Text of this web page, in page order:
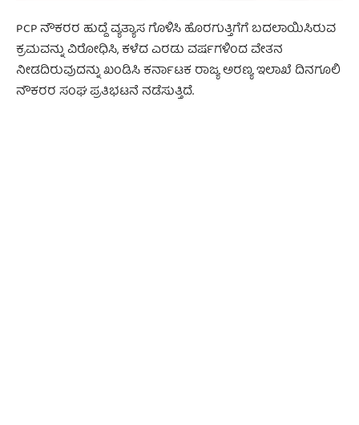
PCP ನೌಕರರ ಹುದ್ದೆ ವ್ಯತ್ಯಾಸ ಗೊಳಿಸಿ ಹೊರಗುತ್ತಿಗೆಗೆ ಬದಲಾಯಿಸಿರುವ
ಕ್ರಮವನ್ನು ವಿರೋಧಿಸಿ, ಕಳೆದ ಎರಡು ವರ್ಷಗಳಿಂದ ವೇತನ
ನೀಡದಿರುವುದನ್ನು ಖಂಡಿಸಿ ಕರ್ನಾಟಕ ರಾಜ್ಯ ಅರಣ್ಯ ಇಲಾಖೆ ದಿನಗೂಲಿ
ನೌಕರರ ಸಂಘ ಪ್ರತಿಭಟನೆ ನಡೆಸುತ್ತಿದೆ.